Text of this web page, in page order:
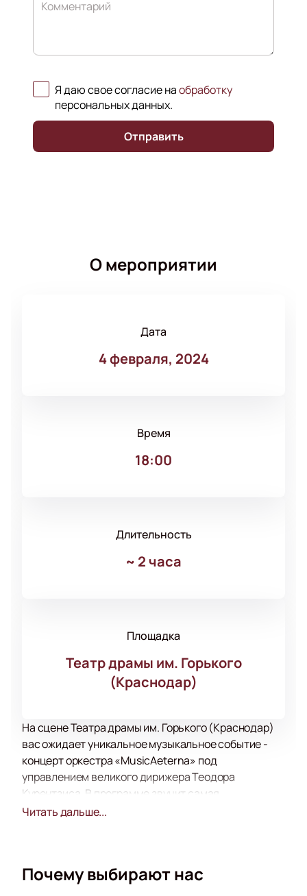
Комментарий
Я даю свое согласие наобработку
персональных данных.
Отправить
О мероприятии
Дата
4 февраля, 2024
Время
18:00
Длительность
~ 2 часа
Площадка
Театр драмы им. Горького
(Краснодар)
На сцене Театра драмы им. Горького (Краснодар)
вас ожидает уникальное музыкальное событие -
концерт оркестра «MusicAeterna» под
управлением великого дирижера Теодора
Курентзиса. В программе звучит самая
грандиозная и масштабная работа Антона
восхитительной энергией, которую они приносят
Читать дальше...
Почему выбирают нас